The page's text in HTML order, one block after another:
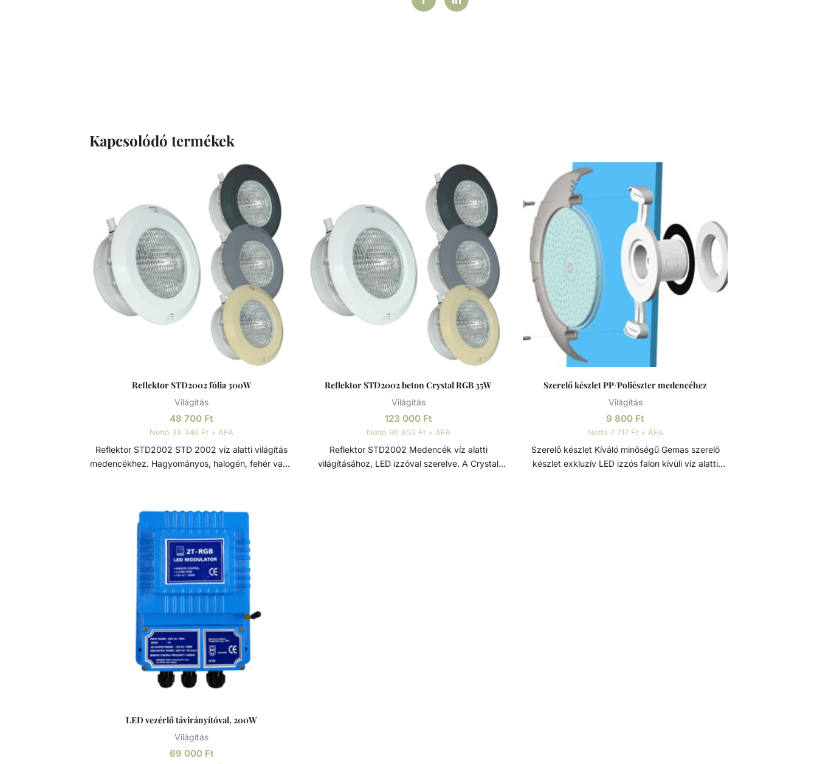
Kapcsolódó termékek
Reflektor STD2002 fólia 300W
Világítás
48 700 Ft
Nettó 38 346 Ft + ÁFA
Reflektor STD2002 STD 2002 víz alatti világítás
medencékhez. Hagyományos, halogén, fehér vagy
rozsdamentes acél előlappal. Rozsdamentes acél
A rozsdamentes acél (más néven inox acél) egy
magasabb krómtartalmú acélötvözet, mely
ellenállóbb a rozsdával, foltosodással szemben, de
a nevével ellentétben képes a rozsdásodásra,
különösen alacsony oxigéntartalmú, magas
sótartalmú vagy nem szellőző körülmények között.
A króm-oxid passzív réteget képez, ami
megelőzi/lassítja a felület további rozsdásodását,
és megakadályozza annak az acél belső rétegeibe
történő haladását.
Reflektor STD2002 beton Crystal RGB 35W
Világítás
123 000 Ft
Nettó 96 850 Ft + ÁFA
Reflektor STD2002 Medencék víz alatti
világításához, LED izzóval szerelve. A Crystal
Szerelő készlet PP/Poliészter medencéhez
Világítás
9 800 Ft
Nettó 7 717 Ft + ÁFA
Szerelő készlet Kíváló minőségű Gemas szerelő
készlet exkluzív LED izzós falon kívüli víz alatti
LED vezérlő távirányítóval, 200W
Világítás
69 000 Ft